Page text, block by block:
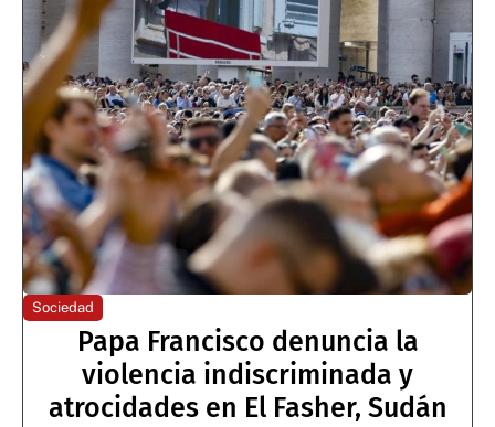
Sociedad
Papa Francisco denuncia la
violencia indiscriminada y
atrocidades en El Fasher, Sudán